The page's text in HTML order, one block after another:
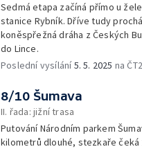
Sedmá etapa začíná přímo u
stanice Rybník. Dříve tudy
koněspřežná dráha z Českých
do Lince.
Poslední vysílání5. 5. 2025 na ČT2
8/10 Šumava
II. řada: jižní trasa
Putování Národním parkem
kilometrů dlouhé, stezkaře čeká